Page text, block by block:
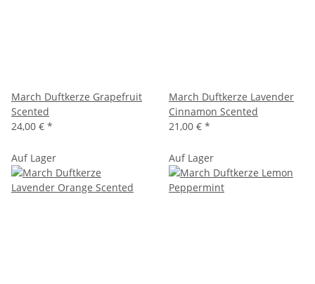
March Duftkerze Grapefruit
Scented
24,00 € *
March Duftkerze Lavender
Cinnamon Scented
21,00 € *
Auf Lager Auf Lager